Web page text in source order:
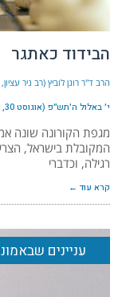
הבידוד כאתגר
הרב ד"ר רונן לוביץ (רב ניר
י׳ באלול ה׳תש״פ (אוגוסט 30, 2020)
מגפת הקורונה שונה
המקובלת בישראל,
רגילה, וכדברי
קרא עוד ←
עניינים